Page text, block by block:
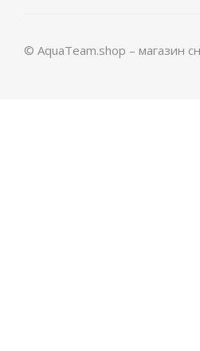
© AquaTeam.shop – магазин